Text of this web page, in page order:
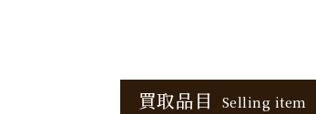
買取品目 Selling item